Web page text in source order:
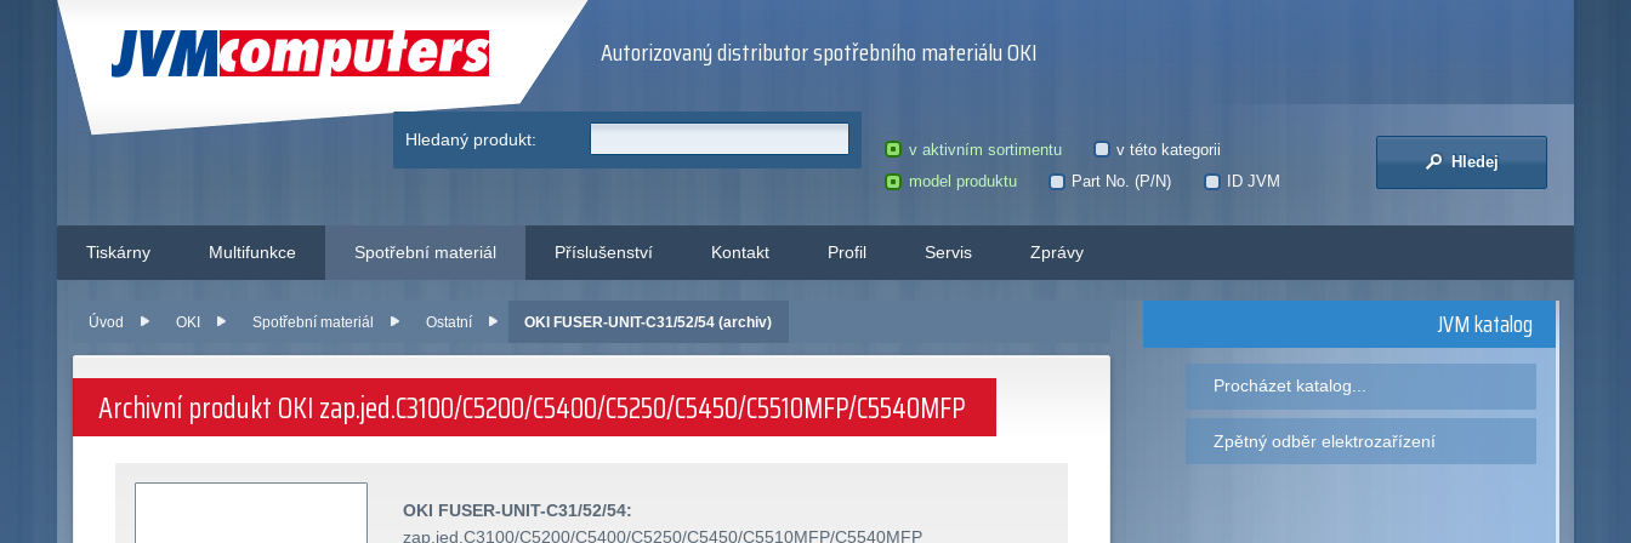
JVM Computers Autorizovaný distributor spotřebního materiálu OKI
Hledaný produkt:
v aktivním sortimentu
v této kategorii
model produktu
Part No. (P/N) ID JVM
Hledej
Tiskárny Multifunkce Spotřební materiál Příslušenství Kontakt Profil Servis Zprávy
Úvod OKI Spotřební materiál Ostatní OKI FUSER-UNIT-C31/52/54 (archiv)
Archivní produkt OKI zap.jed.C3100/C5200/C5400/C5250/C5450/C5510MFP/C5540MFP
OKI FUSER-UNIT-C31/52/54:
zap.jed.C3100/C5200/C5400/C5250/C5450/C5510MFP/C5540MFP
JVM katalog
Procházet katalog...
Zpětný odběr elektrozařízení